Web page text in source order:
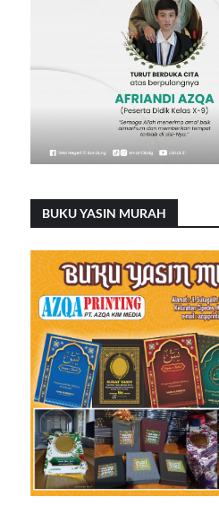
BUKU YASIN MURAH